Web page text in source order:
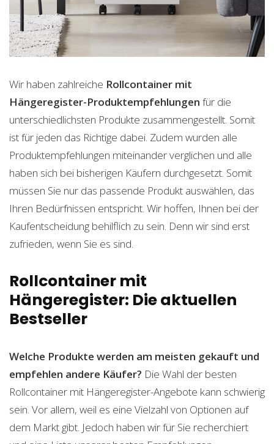
Wir haben zahlreiche Rollcontainer mit
Hängeregister-Produktempfehlungen für die
unterschiedlichsten Produkte zusammengestellt. Somit
ist für jeden das Richtige dabei. Zudem wurden alle
Produktempfehlungen miteinander verglichen und alle
haben sich bei bisherigen Käufern durchgesetzt. Somit
müssen Sie nur das passende Produkt auswählen, das
Ihren Bedürfnissen entspricht. Wir hoffen, Ihnen bei der
Kaufentscheidung behilflich zu sein. Denn wir sind erst
zufrieden, wenn Sie es sind.
Rollcontainer mit
Hängeregister: Die aktuellen
Bestseller
Welche Produkte werden am meisten gekauft und
empfehlen andere Käufer? Die Wahl der besten
Rollcontainer mit Hängeregister-Angebote kann schwierig
sein. Vor allem, weil es eine Vielzahl von Optionen auf
dem Markt gibt. Jedoch haben wir für Sie recherchiert